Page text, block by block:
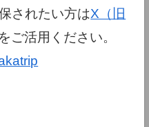
されたい方はX（旧
をご活用ください。